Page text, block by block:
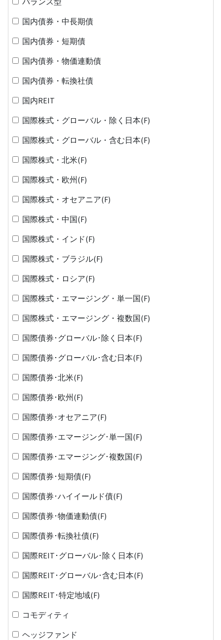
国内債券・中長期債
国内債券・短期債
国内債券・物価連動債
国内債券・転換社債
国内REIT
国際株式・グローバル・除く日本(F)
国際株式・グローバル・含む日本(F)
国際株式・北米(F)
国際株式・欧州(F)
国際株式・オセアニア(F)
国際株式・中国(F)
国際株式・インド(F)
国際株式・ブラジル(F)
国際株式・ロシア(F)
国際株式・エマージング・単一国(F)
国際株式・エマージング・複数国(F)
国際債券･グローバル･除く日本(F)
国際債券･グローバル･含む日本(F)
国際債券･北米(F)
国際債券･欧州(F)
国際債券･オセアニア(F)
国際債券･エマージング･単一国(F)
国際債券･エマージング･複数国(F)
国際債券･短期債(F)
国際債券･ハイイールド債(F)
国際債券･物価連動債(F)
国際債券･転換社債(F)
国際REIT･グローバル･除く日本(F)
国際REIT･グローバル･含む日本(F)
国際REIT･特定地域(F)
コモディティ
ヘッジファンド